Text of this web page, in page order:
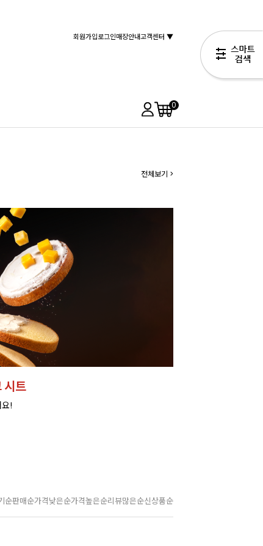
회원가입로그인매장안내고객센터 ▼
0
전체보기 >
시트
!
순판매순가격낮은순가격높은순리뷰많은순신상품순